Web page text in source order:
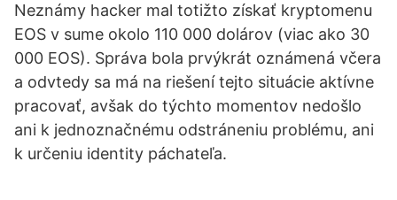
Neznámy hacker mal totižto získať kryptomenu
EOS v sume okolo 110 000 dolárov (viac ako 30
000 EOS). Správa bola prvýkrát oznámená včera
a odvtedy sa má na riešení tejto situácie aktívne
pracovať, avšak do týchto momentov nedošlo
ani k jednoznačnému odstráneniu problému, ani
k určeniu identity páchateľa.